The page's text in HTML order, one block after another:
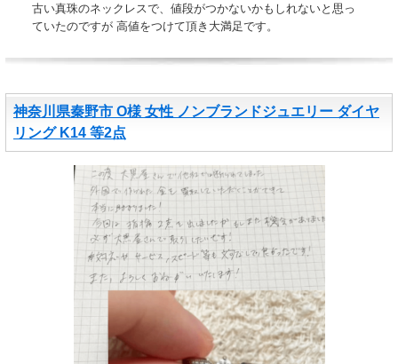
古い真珠のネックレスで、値段がつかないかもしれないと思っ
ていたのですが 高値をつけて頂き大満足です。
神奈川県秦野市 O様 女性 ノンブランドジュエリー ダイヤ
リング K14 等2点